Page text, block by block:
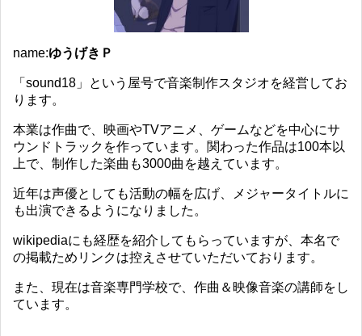
name:ゆうげきＰ
「sound18」という屋号で音楽制作スタジオを経営してお
ります。
本業は作曲で、映画やTVアニメ、ゲームなどを中心にサ
ウンドトラックを作っています。関わった作品は100本以
上で、制作した楽曲も3000曲を越えています。
近年は声優としても活動の幅を広げ、メジャータイトルに
も出演できるようになりました。
wikipediaにも経歴を紹介してもらっていますが、本名で
の掲載ためリンクは控えさせていただいております。
また、現在は音楽専門学校で、作曲＆映像音楽の講師をし
ています。